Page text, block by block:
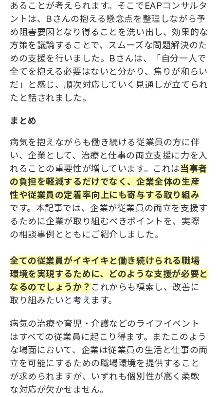
あることが考えられます。そこでEAPコンサルタ
ントは、Bさんの抱える懸念点を整理しながら予
め阻害要因となり得ることを洗い出し、効果的な
方策を議論することで、スムーズな問題解決のた
めの支援を行いました。Bさんは、「自分一人で
全てを抱える必要はないと分かり、焦りが和らい
だ」と感じ、順次対応していく見通しが立てられ
たと話されました。
まとめ
病気を抱えながらも働き続ける従業員の方に伴
い、企業として、治療と仕事の両立支援に力を入
れることの重要性が増しています。これは当事者
の負担を軽減するだけでなく、企業全体の生産
性や従業員の定着率向上にも寄与する取り組み
です。本記事では、企業が従業員の両立を支援す
るために企業が取り組むべきポイントを、実際
の相談事例とともにご紹介しました。
全ての従業員がイキイキと働き続けられる職場
環境を実現するために、どのような支援が必要と
なるのでしょうか？ これからも模索し、改善に
取り組みたいと考えます。
病気の治療や育児・介護などのライフイベント
はすべての従業員に起こり得ます。またこのよう
な場面において、企業は従業員の生活と仕事の両
立を可能にするための職場環境を提供すること
が求められますが、いずれも個別性が高く柔軟
な対応が欠かせません。